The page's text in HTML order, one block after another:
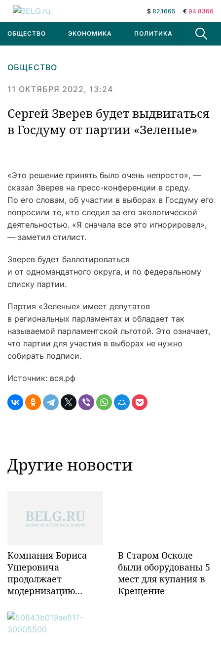
$ 82.1665 € 94.8366
ОБЩЕСТВО ЭКОНОМИКА ПОЛИТИКА В МИРЕ
ОБЩЕСТВО
11 ОКТЯБРЯ 2022, 13:24
Сергей Зверев будет выдвигаться
в Госдуму от партии «Зеленые»
«Это решение принять было очень непросто», —
сказал Зверев на пресс-конференции в среду.
По его словам, об участии в выборах в Госдуму его
попросили те, кто следил за его экологической
деятельностью. «Я сначала все это игнорировал»,
— заметил стилист.
Зверев будет баллотироваться
и от одномандатного округа, и по федеральному
списку партии.
Партия «Зеленые» имеет депутатов
в региональных парламентах и обладает так
называемой парламентской льготой. Это означает,
что партии для участия в выборах не нужно
собирать подписи.
Источник: вся.рф
Другие новости
Компания Бориса
Ушеровича
продолжает
модернизацию
инфраструктуры в
Забайкалье
В Старом Осколе
были оборудованы 5
мест для купания в
Крещение